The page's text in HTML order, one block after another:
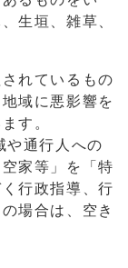
⽣垣、雑草、
れているもの
域に悪影響を
す。
通⾏⼈への
家等」を「特
⾏政指導、⾏
場合は、空き